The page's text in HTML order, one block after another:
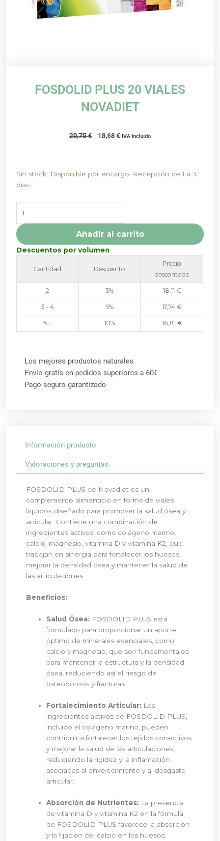
FOSDOLID PLUS 20 VIALES
NOVADIET
20,75€
El
20,75 €.
18,68€El
18,68 €.
IVA incluido
Sin stock. Disponible por encargo. Recepción de 1 a 3
días.
FOSDOLID
PLUS
NOVADIET
cantidad
Añadir al carrito
Descuentos por volumen
Cantidad Descuento
Precio
descontado
2 3% 18,11 €
3 - 4 5% 17,74€
5 + 10% 16,81 €
Los mejores productos naturales
Envío gratis en pedidos superiores a 60€
Pago seguro garantizado
Información producto
Valoraciones y preguntas
FOSDOLID PLUS de Novadiet es un
complemento alimenticio en forma de viales
líquidos diseñado para promover la salud ósea y
articular. Contiene una combinación de
ingredientes activos, como colágeno marino,
calcio, magnesio, vitamina D y vitamina K2, que
trabajan en sinergia para fortalecer los huesos,
mejorar la densidad ósea y mantener la salud de
las articulaciones.
Beneficios:
Salud Ósea: FOSDOLID PLUS está
formulado para proporcionar un aporte
óptimo de minerales esenciales, como
calcio y magnesio, que son fundamentales
para mantener la estructura y la densidad
ósea, reduciendo así el riesgo de
osteoporosis y fracturas.
Fortalecimiento Articular: Los
ingredientes activos de FOSDOLID PLUS,
incluido el colágeno marino, pueden
contribuir a fortalecer los tejidos conectivos
y mejorar la salud de las articulaciones,
reduciendo la rigidez y la inflamación
asociadas al envejecimiento y al desgaste
articular.
Absorción de Nutrientes: La presencia
de vitamina D y vitamina K2 en la fórmula
de FOSDOLID PLUS favorece la absorción
y la fijación del calcio en los huesos,